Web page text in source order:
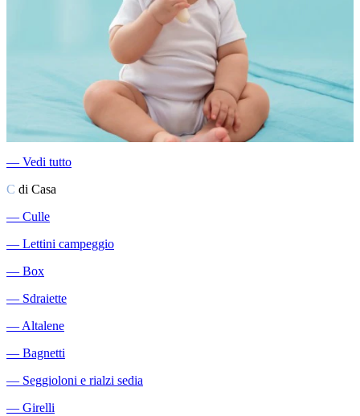
― Vedi tutto
C di Casa
― Culle
― Lettini campeggio
― Box
― Sdraiette
―Altalene
― Bagnetti
― Seggioloni e rialzi sedia
― Girelli